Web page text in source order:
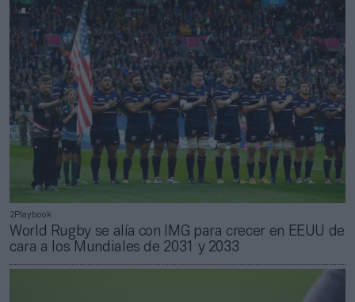
2Playbook
World Rugby se alía con IMG para crecer en EEUU de
cara a los Mundiales de 2031 y 2033